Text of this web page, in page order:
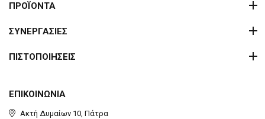
ΕΠΙΚΟΙΝΩΝΙΑ
Ακτή Δυμαίων 10, Πάτρα
ΠΡΟΪΟΝΤΑ
ΣΥΝΕΡΓΑΣΙΕΣ
ΠΙΣΤΟΠΟΙΗΣΕΙΣ